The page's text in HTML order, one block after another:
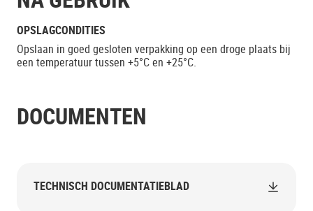
OPSLAGCONDITIES
Opslaan in goed gesloten verpakking op een droge plaats bij
een temperatuur tussen +5°C en +25°C.
DOCUMENTEN
TECHNISCH DOCUMENTATIEBLAD